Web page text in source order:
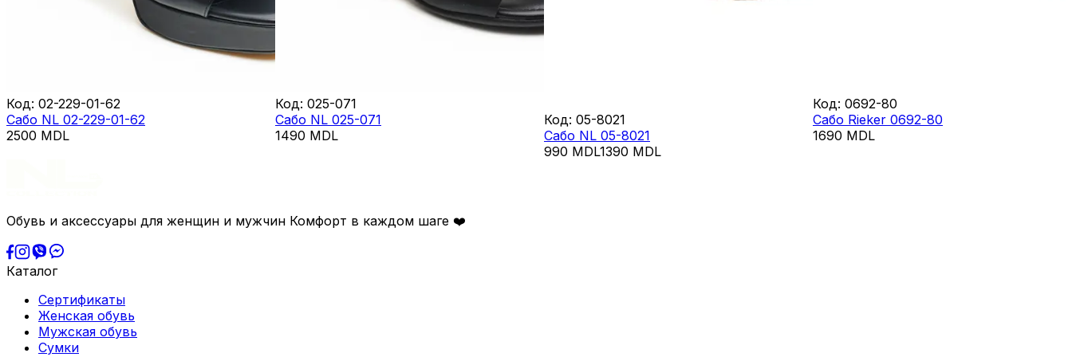
Код: 02-229-01-62
Сабо NL 02-229-01-62
2500 MDL
Код: 025-071
Сабо NL 025-071
1490 MDL
Код: 05-8021
Сабо NL 05-8021
990 MDL1390 MDL
Код: 0692-80
Сабо Rieker 0692-80
1690 MDL
Обувь и аксессуары для женщин и мужчин Комфорт в каждом шаге ❤️
Каталог
Сертификаты
Женская обувь
Мужская обувь
Сумки